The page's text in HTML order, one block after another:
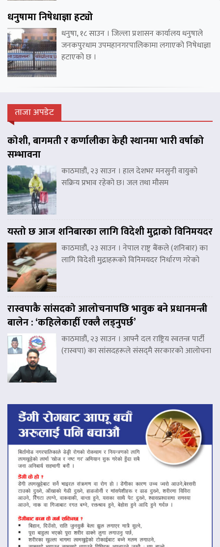
धनुषामा निषेधाज्ञा हट्यो
धनुषा, १८ साउन । जिल्ला प्रशासन कार्यालय धनुषाले
जनकपुरधाम उपमहानगरपालिकामा लगाएको निषेधाज्ञा
हटाएको छ ।
ताजा अपडेट
कोशी, बागमती र कर्णालीका केही स्थानमा भारी वर्षाको
सम्भावना
काठमाडौं, २३ साउन । हाल देशभर मनसुनी वायुको
सक्रिय प्रभाव रहेको छ। जल तथा मौसम
यस्तो छ आज शनिबारका लागि विदेशी मुद्राको विनिमयदर
काठमाडौं, २३ साउन । नेपाल राष्ट्र बैंकले (शनिबार) का
लागि विदेशी मुद्राहरूको विनिमयदर निर्धारण गरेको
रास्वपाकै सांसदको आलोचनापछि भावुक बने प्रधानमन्त्री
बालेन : ‘कहिलेकाहीँ एक्लै लड्नुपर्छ’
काठमाडौं, २३ साउन । आफ्नै दल राष्ट्रिय स्वतन्त्र पार्टी
(रास्वपा) का सांसदहरूले संसद्‌मै सरकारको आलोचना